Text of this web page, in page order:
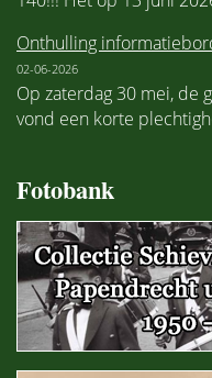
Onthulling
02-06-2026
Op zaterdag 30 mei, de
vond een korte
Fotobank